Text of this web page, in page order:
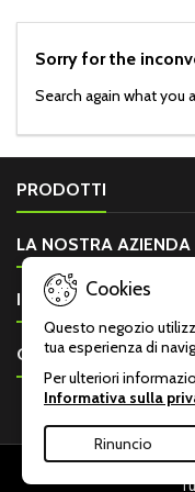
Sorry for the
Search again what you
PRODOTTI
LA NOSTRA AZIENDA
IL TUO ACCOUNT
CONTATTO
Cookies
Questo negozio
tua esperienza di
Per ulteriori
Informativa sulla
Rinuncio
© Copyright 2026